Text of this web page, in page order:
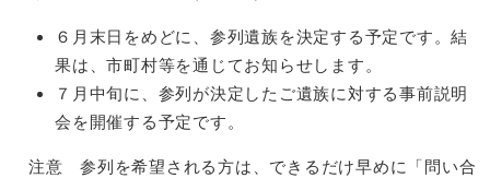
６月末日をめどに、参列遺族を決定する予定です。結
果は、市町村等を通じてお知らせします。
７月中旬に、参列が決定したご遺族に対する事前説明
会を開催する予定です。
注意 参列を希望される方は、できるだけ早めに「問い合